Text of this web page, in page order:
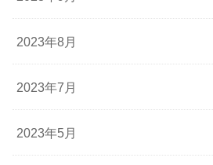
2023年8月
2023年7月
2023年5月